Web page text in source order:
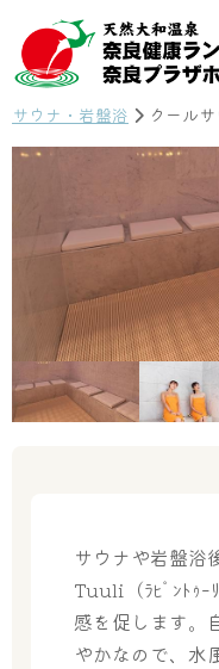
サウナ・岩盤浴 クール
サウナや岩盤浴
Tuuli（ﾗﾋﾟﾝﾄｩｰ
感を促します。
やかなので、水
奈良健康ランド
AIコンシェル
オンライン
奈良健康ラ
ご質問をお